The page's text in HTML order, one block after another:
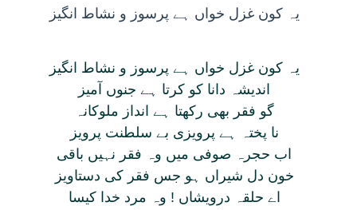
يہ کون غزل خواں ہے پرسوز و نشاط انگيز
يہ کون غزل خواں ہے پرسوز و نشاط انگيز
انديشہ دانا کو کرتا ہے جنوں آميز
گو فقر بھی رکھتا ہے انداز ملوکانہ
نا پختہ ہے پرويزی بے سلطنت پرويز
اب حجرہ صوفی ميں وہ فقر نہيں باقی
خون دل شيراں ہو جس فقر کی دستاويز
اے حلقہ درويشاں ! وہ مرد خدا کيسا